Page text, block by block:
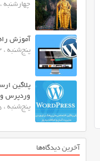
چهارشنبه ، 28 نوامبر
آموزش
پنج‌شنبه ، 13 سپتامبر
پلاگین
وردپرس
پنج‌شنبه ، 25 ژانویه
آخرین دیدگاه‌ها